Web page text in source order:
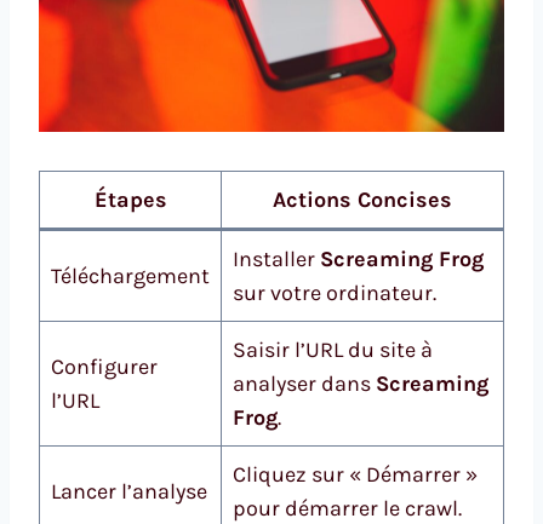
Étapes Actions Concises
Téléchargement
Installer Screaming Frog
sur votre ordinateur.
Configurer
l’URL
Saisir l’URL du site à
analyser dans Screaming
Frog.
Lancer l’analyse
Cliquez sur « Démarrer »
pour démarrer le crawl.